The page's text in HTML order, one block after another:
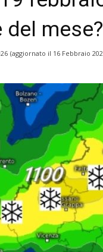
mese?
(aggiornato il 16 Febbraio